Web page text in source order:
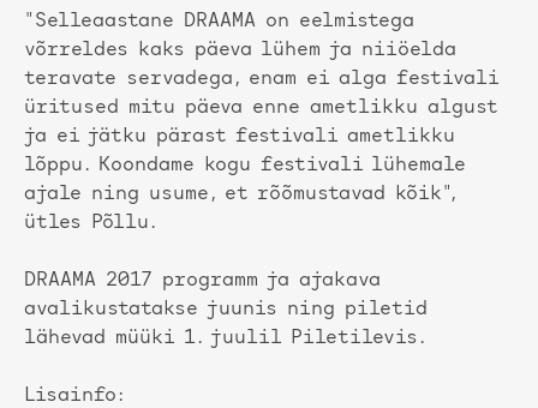
"Selleaastane DRAAMA on eelmistega
võrreldes kaks päeva lühem ja niiöelda
teravate servadega, enam ei alga festivali
üritused mitu päeva enne ametlikku algust
ja ei jätku pärast festivali ametlikku
lõppu. Koondame kogu festivali lühemale
ajale ning usume, et rõõmustavad kõik",
ütles Põllu.
DRAAMA 2017 programm ja ajakava
avalikustatakse juunis ning piletid
lähevad müüki 1. juulil Piletilevis.
Lisainfo: